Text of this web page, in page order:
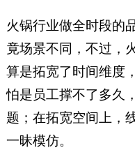
火锅行业做全时段的
竟场景不同，不过，
算是拓宽了时间维度
怕是员工撑不了多久
题；在拓宽空间上，
一昧模仿。